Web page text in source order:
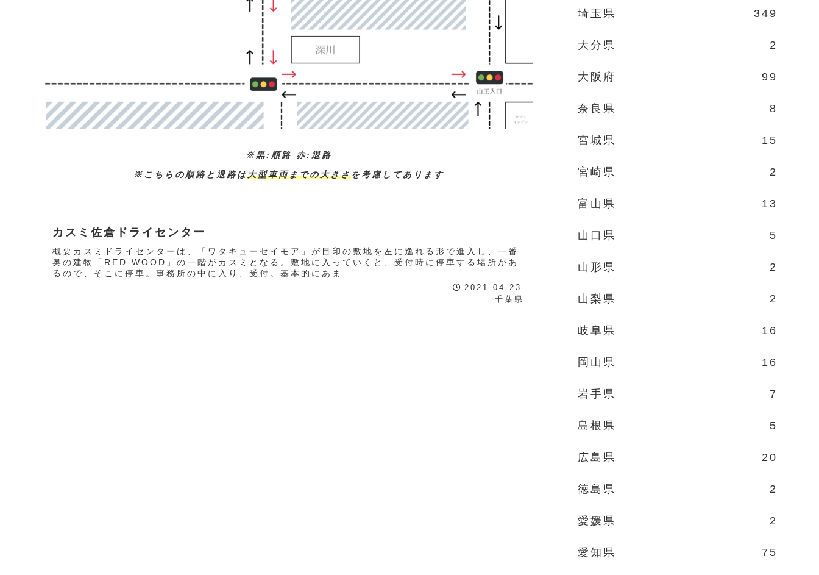
※黒:順路 赤:退路
※こちらの順路と退路は大型車両までの大きさを考慮してあります
カスミ佐倉ドライセンター
概要カスミドライセンターは、「ワタキューセイモア」が目印の敷地を左に逸れる形で進入し、一番
奥の建物「RED WOOD」の一階がカスミとなる。敷地に入っていくと、受付時に停車する場所があ
るので、そこに停車。事務所の中に入り、受付。基本的にあま...
2021.04.23
千葉県
埼玉県 349
大分県 2
大阪府 99
奈良県 8
宮城県 15
宮崎県 2
富山県 13
山口県 5
山形県 2
山梨県 2
岐阜県 16
岡山県 16
岩手県 7
島根県 5
広島県 20
徳島県 2
愛媛県 2
愛知県 75